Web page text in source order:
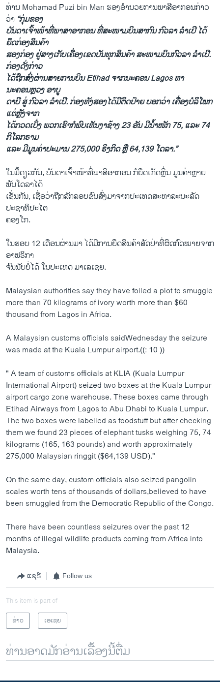
ທ່ານ Mohamad Puzi bin Man ຮອງອຳນວຍການພາສີອາກອນກ່າວ
ວ່າ “ກຸ່ມຂອງ
ບັນດາເຈົ້າໜ້າທີ່ພາສາອາກອນ ທີ່ສະໜາມບິນສາກົນ ກົວລາ ລຳເປີ ໄດ້
ຍຶດກ່ອງສິນຄ້າ
ສອງກ່ອງ ຢູ່ສາງເກັບເຄື່ອງເຂດບັນທຸກສິນຄ້າ ສະໜາມບິນກົວລາ ລຳເປີ.
ກ່ອງດັ່ງກ່າວ
ໄດ້ຖືກສົ່ງຜ່ານສາຍການບິນ Etihad ຈາກນະຄອນ Lagos ຫາ
ນະຄອນຫຼວງ ອາບູ
ດາບີ ສູ່ ກົວລາ ລຳເປີ. ກ່ອງທັງສອງໄດ້ມີຕິດປ້າຍ ບອກວ່າ ເຄື່ອງບໍລິໂພກ
ແຕ່ຫຼັງຈາກ
ໄດ້ກວດເບິ່ງ ພວກເຮົາກໍພົບເຫັນງາຊ້າງ 23 ອັນ ມີນໍ້າໜັກ 75, ແລະ 74
ກິໂລກຣາມ
ແລະ ມີມູນຄ່າປະມານ 275,000 ຣິງກິດ ຫຼື 64,139 ໂດລາ.”
ໃນມື້ດຽວກັນ, ບັນດາເຈົ້າໜ້າທີ່ພາສີອາກອນ ກໍຍຶດເກັດຫຼິ່ນ ມູນຄ່າຫຼາຍ
ພັນໂດລາໄດ້
ເຊັ່ນກັນ, ເຊື່ອວ່າຖືກລັກລອບຂົນສົ່ງມາຈາກປະເທດສະທາລະນະລັດ
ປະຊາທິປະໄຕ
ຄອງໂກ.
ໃນຮອບ 12 ເດືອນຜ່ານມາ ໄດ້ມີການຍຶດສິນຄ້າສັດປ່າທີ່ຜິດກົດໝາຍຈາກ
ອາຟຣິກາ
ຈົນນັບບໍ່ໄດ້ ໃນປະເທດ ມາເລເຊຍ.
Malaysian authorities say they have foiled a plot to smuggle
more than 70 kilograms of ivory worth more than $60
thousand from Lagos in Africa.
A Malaysian customs officials saidWednesday the seizure
was made at the Kuala Lumpur airport.((: 10 ))
" A team of customs officials at KLIA (Kuala Lumpur
International Airport) seized two boxes at the Kuala Lumpur
airport cargo zone warehouse. These boxes came through
Etihad Airways from Lagos to Abu Dhabi to Kuala Lumpur.
The two boxes were labelled as foodstuff but after checking
them we found 23 pieces of elephant tusks weighing 75, 74
kilograms (165, 163 pounds) and worth approximately
275,000 Malaysian ringgit ($64,139 USD)."
On the same day, custom officials also seized pangolin
scales worth tens of thousands of dollars,believed to have
been smuggled from the Democratic Republic of the Congo.
There have been countless seizures over the past 12
months of illegal wildlife products coming from Africa into
Malaysia.
ແຊຣ໌ Follow us
This item is part of
ຂ່າວ
ເອເຊຍ
ທ່ານອາດມັກອ່ານເລື້ອງນີ້ຕື່ມ